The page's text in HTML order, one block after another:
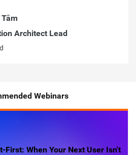
Architect Lead
Webinars
First: When Your Next User Isn't